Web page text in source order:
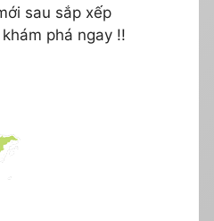
sau sắp xếp
phá ngay !!